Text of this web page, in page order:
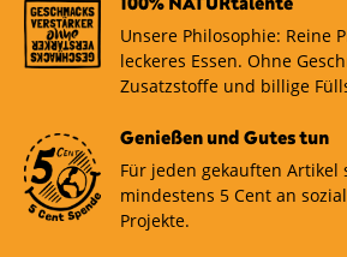
Unsere Philosophie: Reine
leckeres Essen. Ohne
Zusatzstoffe und billige
Genießen und Gutes tun
Für jeden gekauften Artikel
mindestens 5 Cent an
Projekte.